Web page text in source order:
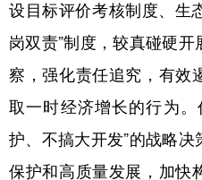
设目标评价考核制度、生
岗双责”制度，较真碰硬
察，强化责任追究，有效
取一时经济增长的行为
护、不搞大开发”的战略
保护和高质量发展，加快